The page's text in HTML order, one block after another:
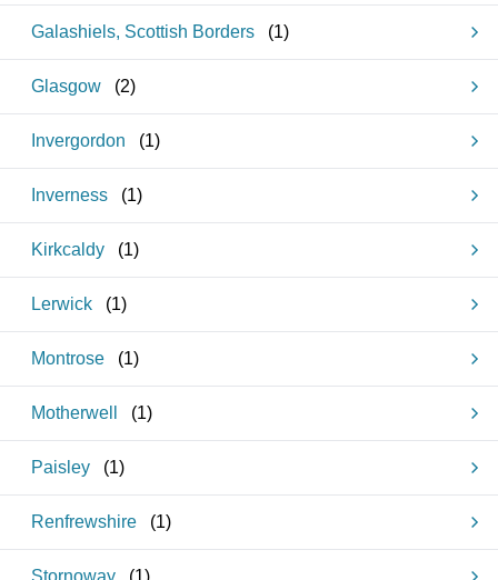
Galashiels, Scottish Borders (1)
Glasgow (2)
Invergordon (1)
Inverness (1)
Kirkcaldy (1)
Lerwick (1)
Montrose (1)
Motherwell (1)
Paisley (1)
Renfrewshire (1)
Stornoway (1 )